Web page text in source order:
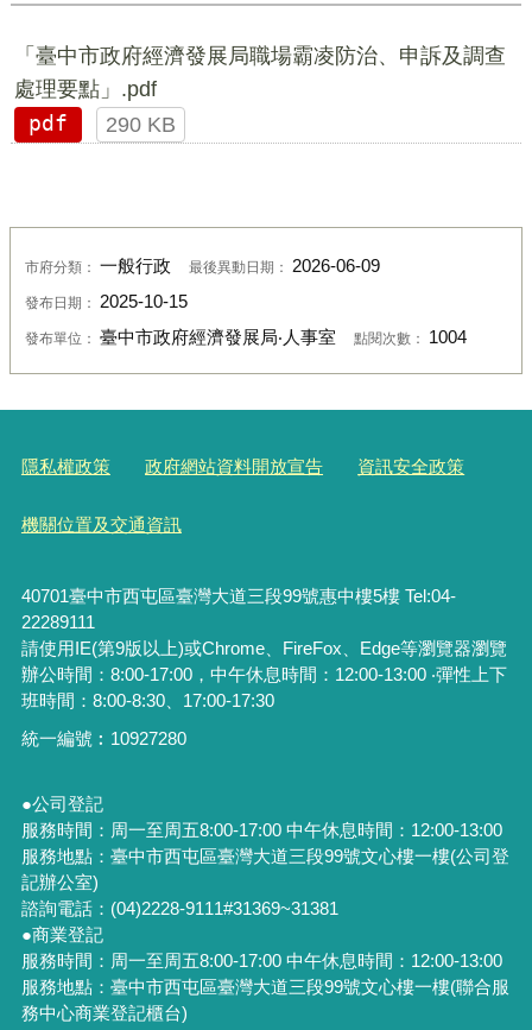
「臺中市政府經濟發展局職場霸凌防治、申訴及調查
處理要點」.pdf
pdf
290 KB
市府分類： 一般行政 最後異動日期： 2026-06-09
發布日期： 2025-10-15
發布單位： 臺中市政府經濟發展局‧人事室 點閱次數： 1004
隱私權政策 政府網站資料開放宣告 資訊安全政策
機關位置及交通資訊
40701臺中市西屯區臺灣大道三段99號惠中樓5樓 Tel:04-
22289111
請使用IE(第9版以上)或Chrome、FireFox、Edge等瀏覽器瀏覽
辦公時間：8:00-17:00，中午休息時間：12:00-13:00 ‧彈性上下
班時間：8:00-8:30、17:00-17:30
統一編號︰ 10927280
●公司登記
服務時間：周一至周五8:00-17:00 中午休息時間：12:00-13:00
服務地點：臺中市西屯區臺灣大道三段99號文心樓一樓(公司登
記辦公室)
諮詢電話：(04)2228-9111#31369~31381
●商業登記
服務時間：周一至周五8:00-17:00 中午休息時間：12:00-13:00
服務地點：臺中市西屯區臺灣大道三段99號文心樓一樓(聯合服
務中心商業登記櫃台)